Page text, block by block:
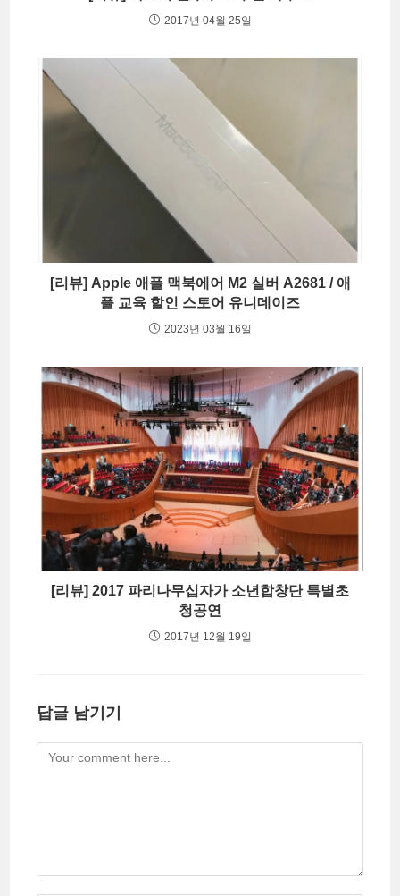
2017년 04월 25일
[리뷰] Apple 애플 맥북에어 M2 실버 A2681 / 애
플 교육 할인 스토어 유니데이즈
2023년 03월 16일
[리뷰] 2017 파리나무십자가 소년합창단 특별초
청공연
2017년 12월 19일
답글 남기기
Comment